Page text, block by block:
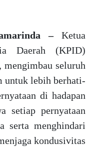
–Ketua
Daerah (KPID)
seluruh
untuk lebih berhati-
di hadapan
setiap pernyataan
serta menghindari
kondusivitas